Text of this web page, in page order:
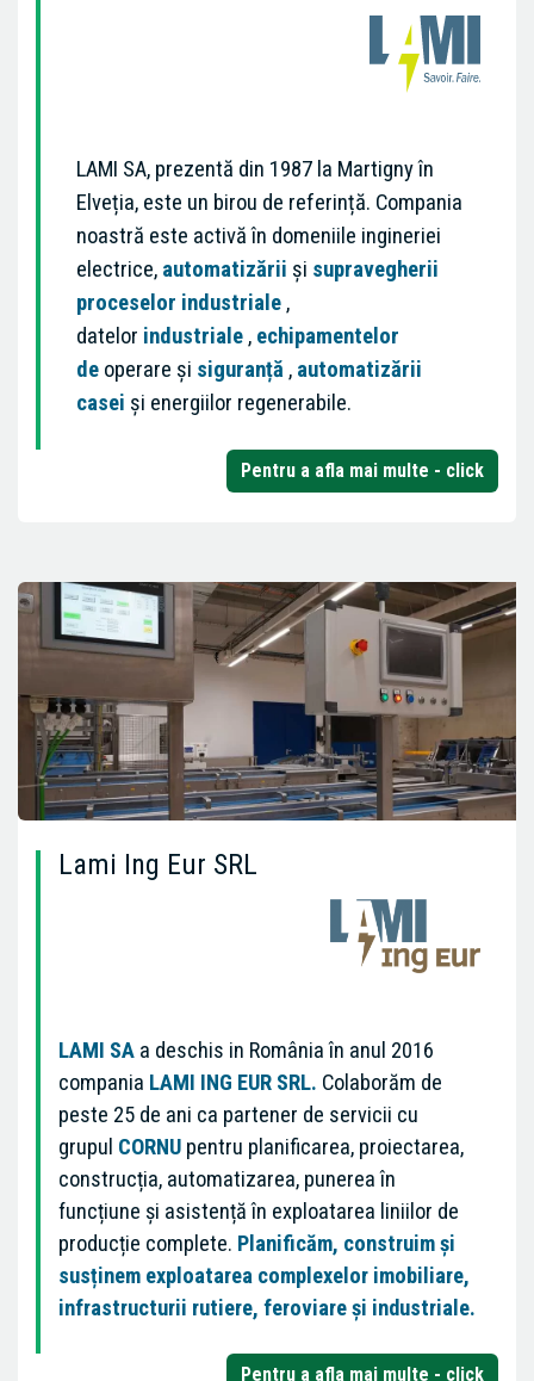
LAMI SA, prezentă din 1987 la Martigny în
Elveția, este un birou de referință. Compania
noastră este activă în domeniile ingineriei
electrice, automatizării și supravegherii
proceselor industriale ,
datelor industriale , echipamentelor
de operare și siguranță , automatizării
casei și energiilor regenerabile.
Pentru a afla mai multe - click
Lami Ing Eur SRL
LAMI SA a deschis in România în anul 2016
compania LAMI ING EUR SRL. Colaborăm de
peste 25 de ani ca partener de servicii cu
grupul CORNU pentru planificarea, proiectarea,
construcția, automatizarea, punerea în
funcțiune și asistență în exploatarea liniilor de
producție complete. Planificăm, construim și
susținem exploatarea complexelor imobiliare,
infrastructurii rutiere, feroviare și industriale.
Pentru a afla mai multe - click